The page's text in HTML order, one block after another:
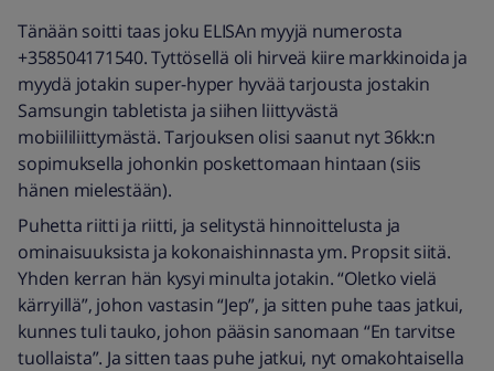
Tänään soitti taas joku ELISAn myyjä numerosta
+358504171540. Tyttösellä oli hirveä kiire markkinoida ja
myydä jotakin super-hyper hyvää tarjousta jostakin
Samsungin tabletista ja siihen liittyvästä
mobiililiittymästä. Tarjouksen olisi saanut nyt 36kk:n
sopimuksella johonkin poskettomaan hintaan (siis
hänen mielestään).
Puhetta riitti ja riitti, ja selitystä hinnoittelusta ja
ominaisuuksista ja kokonaishinnasta ym. Propsit siitä.
Yhden kerran hän kysyi minulta jotakin. “Oletko vielä
kärryillä”, johon vastasin “Jep”, ja sitten puhe taas jatkui,
kunnes tuli tauko, johon pääsin sanomaan “En tarvitse
tuollaista”. Ja sitten taas puhe jatkui, nyt omakohtaisella